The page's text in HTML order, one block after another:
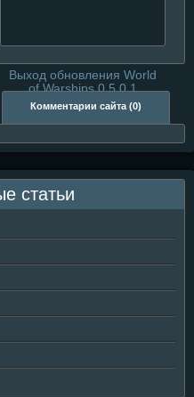
Выход обновления World
of Warships 0.5.0.1
Комментарии сайта (0)
статьи